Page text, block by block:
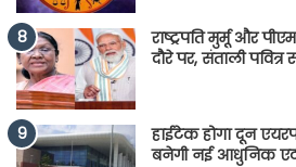
राष्ट्रपति मुर्मू और
दौरे पर, संताली
हाईटेक होगा दून
बनेगी नई आधुनिक